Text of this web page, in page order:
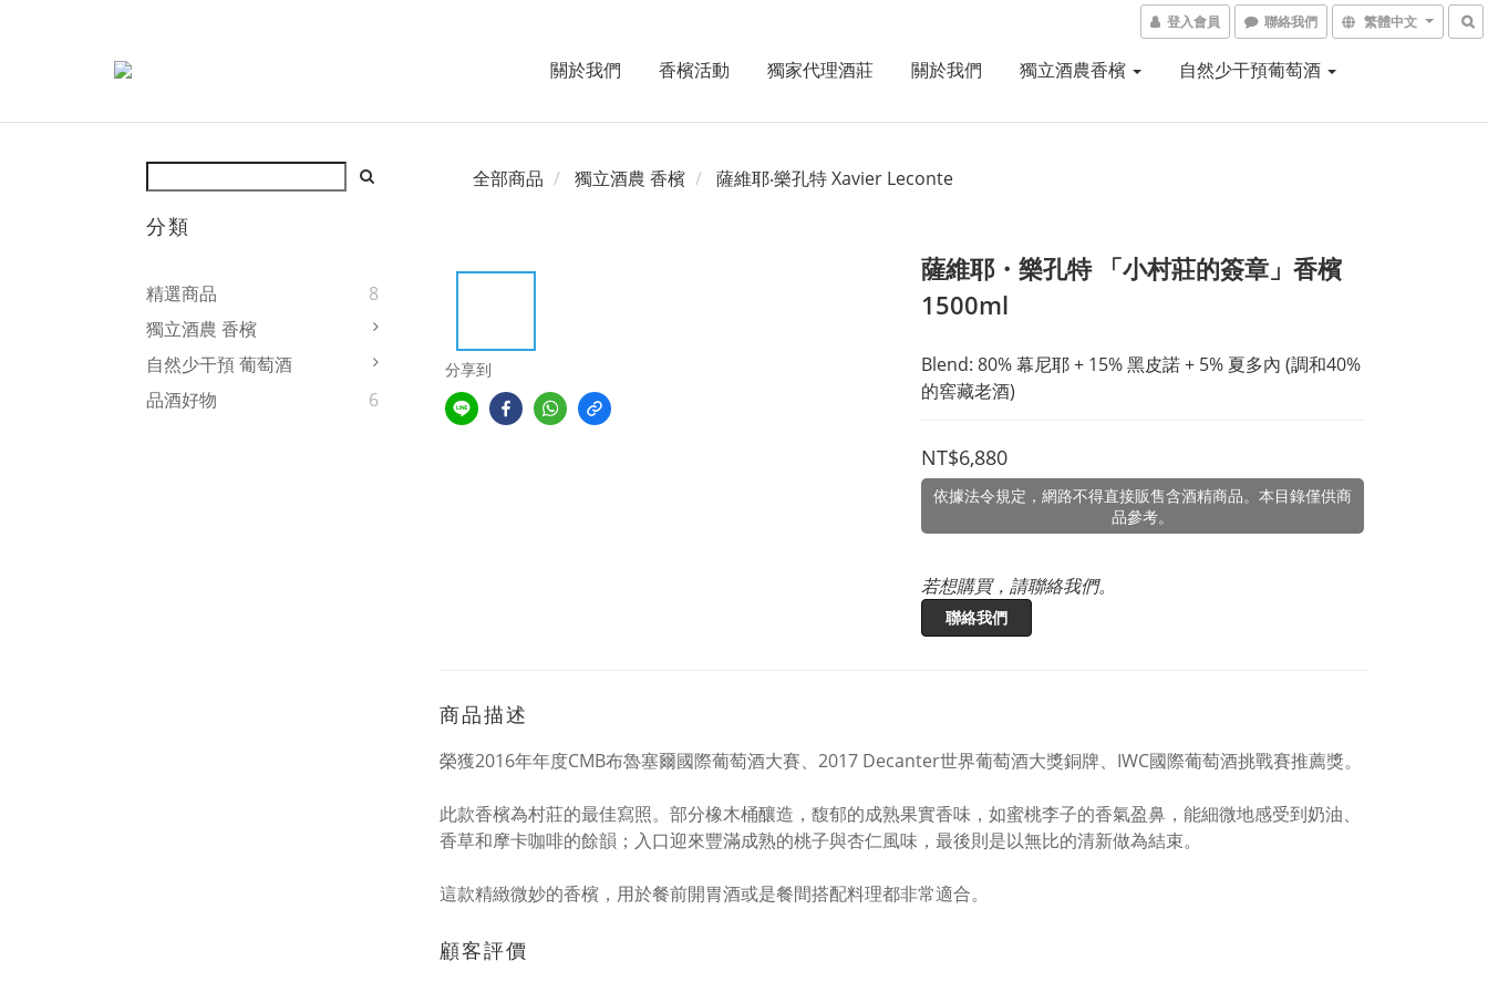
登入會員 聯絡我們 繁體中文
關於我們 香檳活動 獨家代理酒莊 關於我們 獨立酒農香檳 自然少干預葡萄酒
分類
精選商品
8
獨立酒農 香檳
自然少干預 葡萄酒
品酒好物
6
全部商品 獨立酒農 香檳 薩維耶‧樂孔特 Xavier Leconte
分享到
薩維耶・樂孔特 「小村莊的簽章」香檳
1500ml
Blend: 80% 幕尼耶 + 15% 黑皮諾 + 5% 夏多內 (調和40%
的窖藏老酒)
NT$6,880
依據法令規定，網路不得直接販售含酒精商品。本目錄僅供商
品參考。
若想購買，請聯絡我們。
聯絡我們
商品描述
榮獲2016年年度CMB布魯塞爾國際葡萄酒大賽、2017 Decanter世界葡萄酒大獎銅牌、IWC國際葡萄酒挑戰賽推薦獎。
此款香檳為村莊的最佳寫照。部分橡木桶釀造，馥郁的成熟果實香味，如蜜桃李子的香氣盈鼻，能細微地感受到奶油、
香草和摩卡咖啡的餘韻；入口迎來豐滿成熟的桃子與杏仁風味，最後則是以無比的清新做為結束。
這款精緻微妙的香檳，用於餐前開胃酒或是餐間搭配料理都非常適合。
顧客評價